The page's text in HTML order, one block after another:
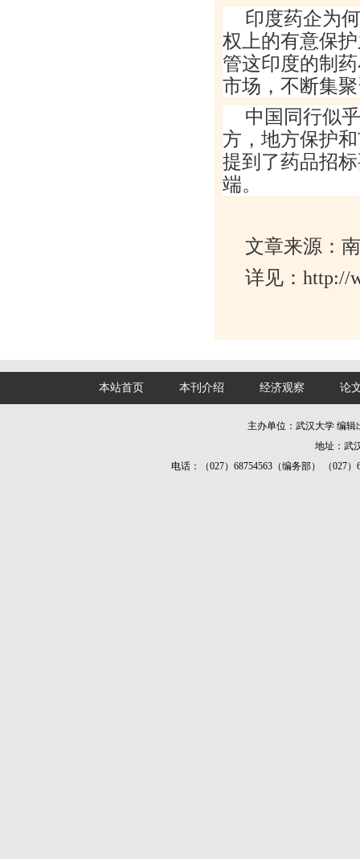
印度药企为
权上的有意保
管这印度的制
市场，不断集
中国同行似
方，地方保护
提到了药品招
端。
文章来源：
详见：http://
本站首页 本刊介绍 经济观察 论
主办单位：武汉大学 编
地址：武
电话：（027）68754563（编务部） （027